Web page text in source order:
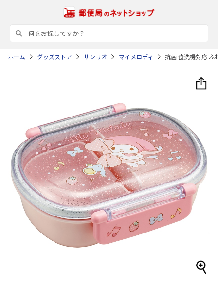
ホーム グッズストア サンリオ マイメロディ 抗菌 食洗機対応 ふ